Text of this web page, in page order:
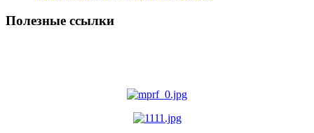
Полезные ссылки